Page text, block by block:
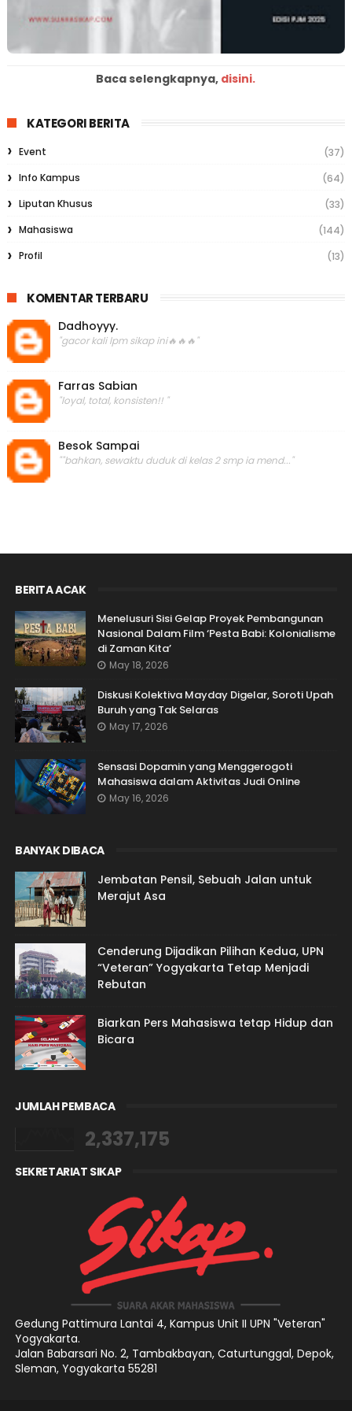
Baca selengkapnya, disini.
KATEGORI BERITA
Event
(37)
Info Kampus
(64)
Liputan Khusus
(33)
Mahasiswa
(144)
Profil
(13)
KOMENTAR TERBARU
Dadhoyyy.
"gacor kali lpm sikap ini🔥🔥🔥"
Farras Sabian
"loyal, total, konsisten!! "
Besok Sampai
""bahkan, sewaktu duduk di kelas 2 smp ia mend..."
BERITA ACAK
Menelusuri Sisi Gelap Proyek Pembangunan
Nasional Dalam Film ‘Pesta Babi: Kolonialisme
di Zaman Kita’
May 18, 2026
Diskusi Kolektiva Mayday Digelar, Soroti Upah
Buruh yang Tak Selaras
May 17, 2026
Sensasi Dopamin yang Menggerogoti
Mahasiswa dalam Aktivitas Judi Online
May 16, 2026
BANYAK DIBACA
Jembatan Pensil, Sebuah Jalan untuk
Merajut Asa
Cenderung Dijadikan Pilihan Kedua, UPN
“Veteran” Yogyakarta Tetap Menjadi
Rebutan
Biarkan Pers Mahasiswa tetap Hidup dan
Bicara
JUMLAH PEMBACA
2,337,175
SEKRETARIAT SIKAP
Gedung Pattimura Lantai 4, Kampus Unit II UPN "Veteran"
Yogyakarta.
Jalan Babarsari No. 2, Tambakbayan, Caturtunggal, Depok,
Sleman, Yogyakarta 55281